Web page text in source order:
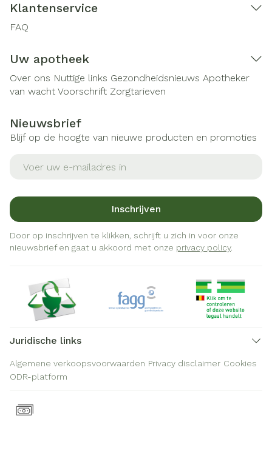
Klantenservice
FAQ
Uw apotheek
Over ons Nuttige links Gezondheidsnieuws Apotheker
van wacht Voorschrift Zorgtarieven
Nieuwsbrief
Blijf op de hoogte van nieuwe producten en promoties
Inschrijven
Door op inschrijven te klikken, schrijft u zich in voor onze
nieuwsbrief en gaat u akkoord met onze privacy policy.
Juridische links
Algemene verkoopsvoorwaarden Privacy disclaimer Cookies
ODR-platform